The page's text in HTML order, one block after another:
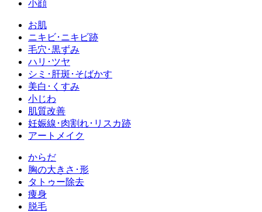
小顔
お肌
ニキビ･ニキビ跡
毛穴･黒ずみ
ハリ･ツヤ
シミ･肝斑･そばかす
美白･くすみ
小じわ
肌質改善
妊娠線･肉割れ･リスカ跡
アートメイク
からだ
胸の大きさ･形
タトゥー除去
痩身
脱毛